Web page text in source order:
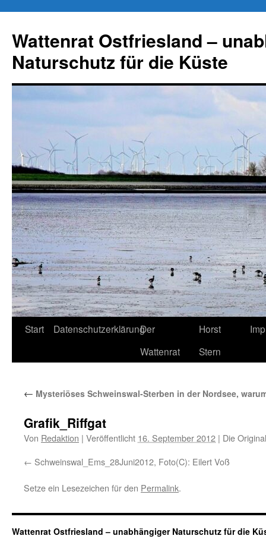
springen
Wattenrat Ostfriesland –
Naturschutz für die Küste
Start DatenschutzerklärungDer
Wattenrat
Horst
Stern
← Mysteriöses Schweinswal-Sterben in der Nordsee,
Grafik_Riffgat
Von Redaktion | Veröffentlicht 16. September 2012 | Die
Schweinswal_Ems_28Juni2012, Foto(C): Eilert Voß
Setze ein Lesezeichen für den Permalink.
Wattenrat Ostfriesland – unabhängiger Naturschutz für die